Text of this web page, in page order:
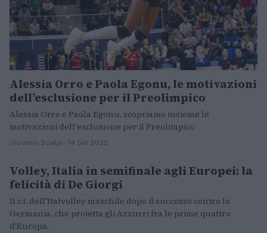
Alessia Orro e Paola Egonu, le motivazioni
dell’esclusione per il Preolimpico
Alessia Orro e Paola Egonu, scopriamo insieme le
motivazioni dell'esclusione per il Preolimpico
Giovanni Scialpi · 14 Set 2023
ALTRI SPORT
Volley, Italia in semifinale agli Europei: la
felicità di De Giorgi
Il c.t. dell'Italvolley maschile dopo il successo contro la
Germania, che proietta gli Azzurri fra le prime quattro
d'Europa.